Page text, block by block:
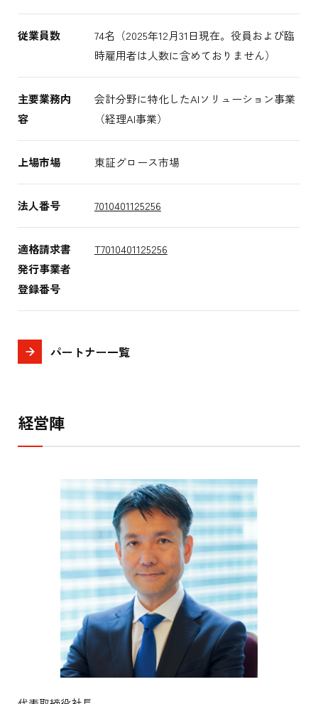
従業員数
74名（2025年12月31日現在。役員および臨
時雇用者は人数に含めておりません）
主要業務内
容
会計分野に特化したAIソリューション事業
（経理AI事業）
上場市場 東証グロース市場
法人番号 7010401125256
適格請求書
発行事業者
登録番号
T7010401125256
パートナー一覧
経営陣